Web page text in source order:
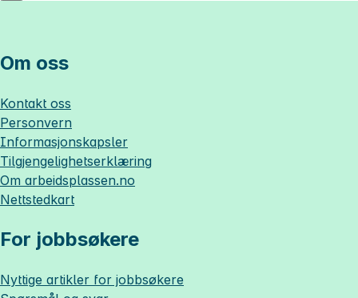
Om oss
Kontakt oss
Personvern
Informasjonskapsler
Tilgjengelighetserklæring
Om arbeidsplassen.no
Nettstedkart
For jobbsøkere
Nyttige artikler for jobbsøkere